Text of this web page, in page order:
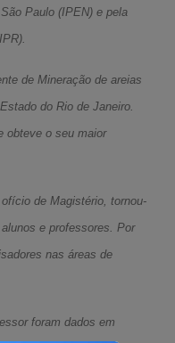
Paulo (IPEN) e pela
de Mineração de areias
do Rio de Janeiro.
obteve o seu maior
de Magistério, tornou-
e professores. Por
nas áreas de
foram dados em